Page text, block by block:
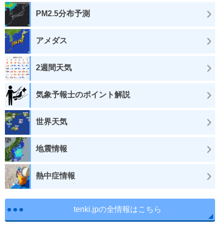
PM2.5分布予測
アメダス
2週間天気
気象予報士のポイント解説
世界天気
地震情報
熱中症情報
tenki.jpの全情報はこちら